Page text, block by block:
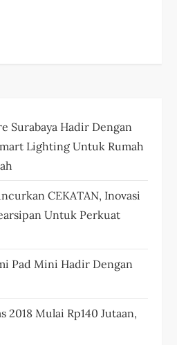
Surabaya Hadir Dengan
Lighting Untuk Rumah
CEKATAN, Inovasi
Untuk Perkuat
Pad Mini Hadir Dengan
2018 Mulai Rp140 Jutaan,